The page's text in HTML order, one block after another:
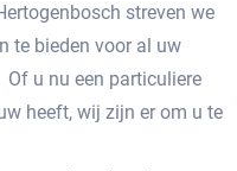
streven we
te bieden voor al uw
u nu een particuliere
heeft, wij zijn er om u te